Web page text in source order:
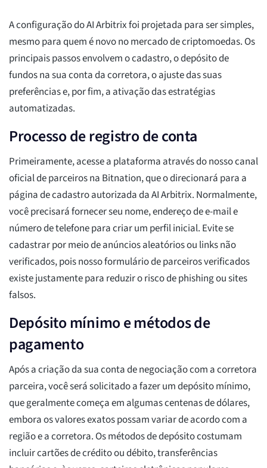
A configuração do AI Arbitrix foi projetada para ser simples,
mesmo para quem é novo no mercado de criptomoedas. Os
principais passos envolvem o cadastro, o depósito de
fundos na sua conta da corretora, o ajuste das suas
preferências e, por fim, a ativação das estratégias
automatizadas.
Processo de registro de conta
Primeiramente, acesse a plataforma através do nosso canal
oficial de parceiros na Bitnation, que o direcionará para a
página de cadastro autorizada da AI Arbitrix. Normalmente,
você precisará fornecer seu nome, endereço de e-mail e
número de telefone para criar um perfil inicial. Evite se
cadastrar por meio de anúncios aleatórios ou links não
verificados, pois nosso formulário de parceiros verificados
existe justamente para reduzir o risco de phishing ou sites
falsos.
Depósito mínimo e métodos de
pagamento
Após a criação da sua conta de negociação com a corretora
parceira, você será solicitado a fazer um depósito mínimo,
que geralmente começa em algumas centenas de dólares,
embora os valores exatos possam variar de acordo com a
região e a corretora. Os métodos de depósito costumam
incluir cartões de crédito ou débito, transferências